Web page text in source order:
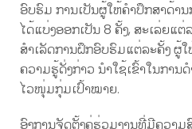
ອົບຮົມ ການເປັນຜູ້ໃຫ້ຄໍາປຶກສາດ້າ
ໄດ້ແບ່ງອອກເປັນ 8 ຄັ້ງ, ສະເລ່ຍແ
ສໍາເລັດການຝຶກອົບຮົມແຕ່ລະຄັ້ງ ຜູ້ໃ
ຄວາມຮູ້ດັ່ງກ່າວ ນໍາໃຊ້ເຂົ້າໃນການ
ໄວໜຸ່ມກຸ່ມເປົ້າໝາຍ.
ອົງການຈັດຕັ້ງຄູ່ຮ່ວມງານທີ່ມີຄວາມ